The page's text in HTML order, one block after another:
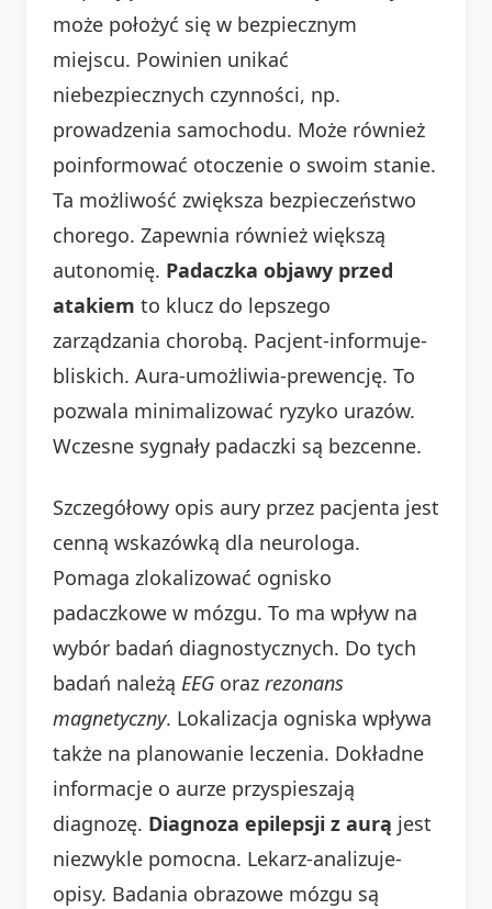
może położyć się w bezpiecznym
miejscu. Powinien unikać
niebezpiecznych czynności, np.
prowadzenia samochodu. Może również
poinformować otoczenie o swoim stanie.
Ta możliwość zwiększa bezpieczeństwo
chorego. Zapewnia również większą
autonomię. Padaczka objawy przed
atakiem to klucz do lepszego
zarządzania chorobą. Pacjent-informuje-
bliskich. Aura-umożliwia-prewencję. To
pozwala minimalizować ryzyko urazów.
Wczesne sygnały padaczki są bezcenne.
Szczegółowy opis aury przez pacjenta jest
cenną wskazówką dla neurologa.
Pomaga zlokalizować ognisko
padaczkowe w mózgu. To ma wpływ na
wybór badań diagnostycznych. Do tych
badań należą EEG oraz rezonans
magnetyczny. Lokalizacja ogniska wpływa
także na planowanie leczenia. Dokładne
informacje o aurze przyspieszają
diagnozę. Diagnoza epilepsji z aurą jest
niezwykle pomocna. Lekarz-analizuje-
opisy. Badania obrazowe mózgu są